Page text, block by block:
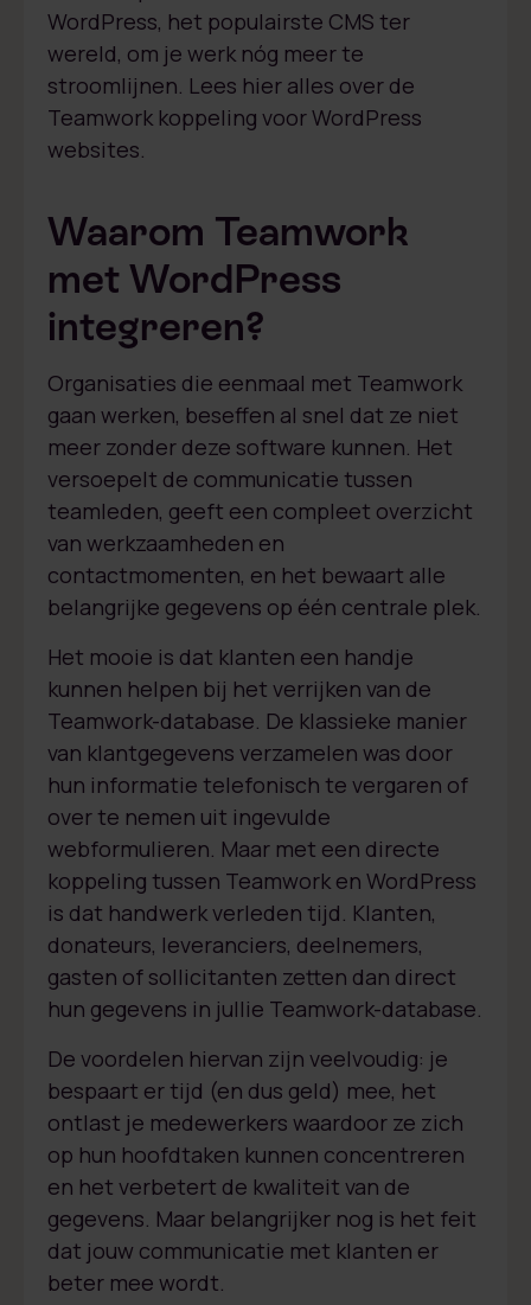
WordPress, het populairste CMS ter
wereld, om je werk nóg meer te
stroomlijnen. Lees hier alles over de
Teamwork koppeling voor WordPress
websites.
Waarom Teamwork
met WordPress
integreren?
Organisaties die eenmaal met Teamwork
gaan werken, beseffen al snel dat ze niet
meer zonder deze software kunnen. Het
versoepelt de communicatie tussen
teamleden, geeft een compleet overzicht
van werkzaamheden en
contactmomenten, en het bewaart alle
belangrijke gegevens op één centrale plek.
Het mooie is dat klanten een handje
kunnen helpen bij het verrijken van de
Teamwork-database. De klassieke manier
van klantgegevens verzamelen was door
hun informatie telefonisch te vergaren of
over te nemen uit ingevulde
webformulieren. Maar met een directe
koppeling tussen Teamwork en WordPress
is dat handwerk verleden tijd. Klanten,
donateurs, leveranciers, deelnemers,
gasten of sollicitanten zetten dan direct
hun gegevens in jullie Teamwork-database.
De voordelen hiervan zijn veelvoudig: je
bespaart er tijd (en dus geld) mee, het
ontlast je medewerkers waardoor ze zich
op hun hoofdtaken kunnen concentreren
en het verbetert de kwaliteit van de
gegevens. Maar belangrijker nog is het feit
dat jouw communicatie met klanten er
beter mee wordt.